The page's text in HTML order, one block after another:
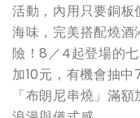
活動，內用只要銅
海味，完美搭配燒酒
險！8／4起登場的
加10元，有機會抽
「布朗尼串燒」滿